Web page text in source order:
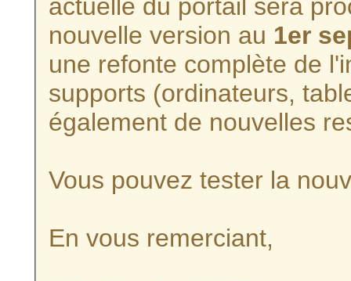
actuelle du portail sera
nouvelle version au 1er
une refonte complète de
supports (ordinateurs,
également de nouvelles
Vous pouvez tester la
En vous remerciant,